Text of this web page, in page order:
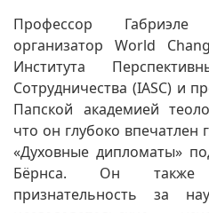
Профессор
организатор World
Института
Сотрудничества (IASC) и
Папской академией
что он глубоко впечатлен
«Духовные дипломаты»
Бёрнса. Он также
признательность за